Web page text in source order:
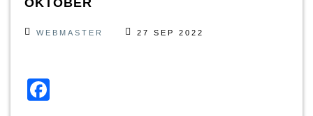
OKTOBER
WEBMASTER 27 SEP 2022